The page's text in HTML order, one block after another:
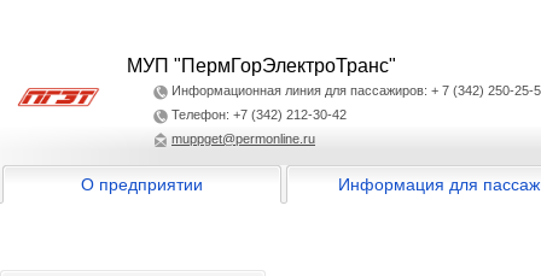
МУП "ПермГорЭлектроТранс"
Информационная линия для пассажиров: + 7 (342) 250-25-
Телефон: +7 (342) 212-30-42
muppget@permonline.ru
О предприятии Информация для